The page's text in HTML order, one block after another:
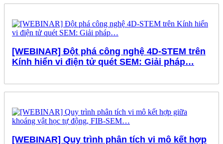
[WEBINAR] Đột phá công nghệ 4D-STEM trên
Kính hiển vi điện tử quét SEM: Giải pháp…
[WEBINAR] Quy trình phân tích vi mô kết hợp